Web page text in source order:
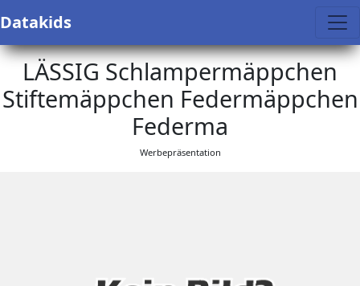
Datakids
LÄSSIG Schlampermäppchen
Stiftemäppchen Federmäppchen
Federma
Werbepräsentation